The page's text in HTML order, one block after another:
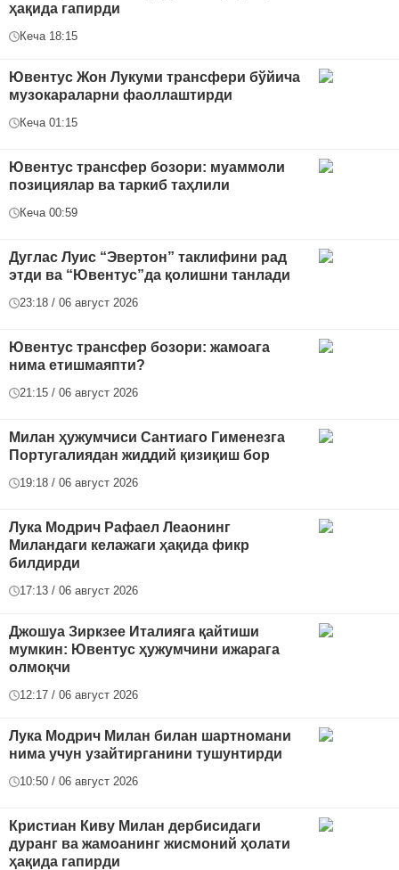
ҳақида гапирди
Кеча 18:15
Ювентус Жон Лукуми трансфери бўйича
музокараларни фаоллаштирди
Кеча 01:15
Ювентус трансфер бозори: муаммоли
позициялар ва таркиб таҳлили
Кеча 00:59
Дуглас Луис “Эвертон” таклифини рад
этди ва “Ювентус”да қолишни танлади
23:18 / 06 август 2026
Ювентус трансфер бозори: жамоага
нима етишмаяпти?
21:15 / 06 август 2026
Милан ҳужумчиси Сантиаго Гименезга
Португалиядан жиддий қизиқиш бор
19:18 / 06 август 2026
Лука Модрич Рафаел Леаонинг
Миландаги келажаги ҳақида фикр
билдирди
17:13 / 06 август 2026
Джошуа Зиркзее Италияга қайтиши
мумкин: Ювентус ҳужумчини ижарага
олмоқчи
12:17 / 06 август 2026
Лука Модрич Милан билан шартномани
нима учун узайтирганини тушунтирди
10:50 / 06 август 2026
Кристиан Киву Милан дербисидаги
дуранг ва жамоанинг жисмоний ҳолати
ҳақида гапирди